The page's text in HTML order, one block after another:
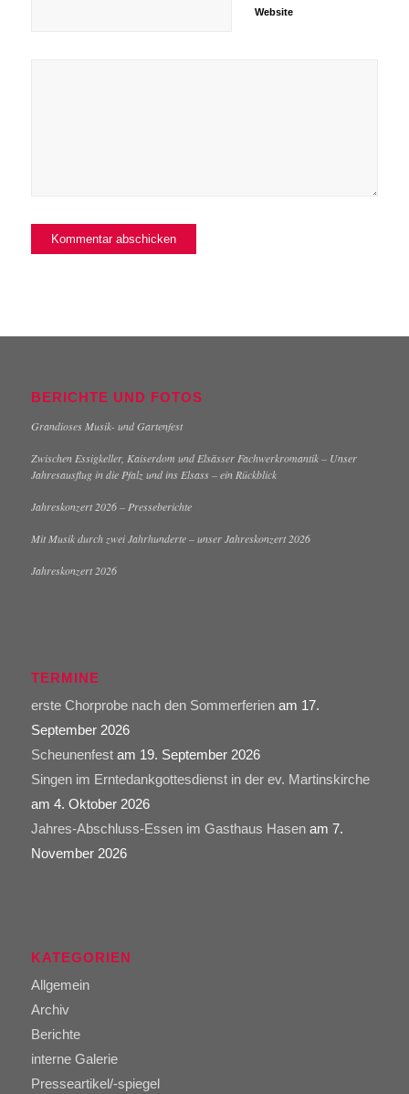
Website
BERICHTE UND FOTOS
Grandioses Musik- und Gartenfest
Zwischen Essigkeller, Kaiserdom und Elsässer Fachwerkromantik – Unser
Jahresausflug in die Pfalz und ins Elsass – ein Rückblick
Jahreskonzert 2026 – Presseberichte
Mit Musik durch zwei Jahrhunderte – unser Jahreskonzert 2026
Jahreskonzert 2026
TERMINE
erste Chorprobe nach den Sommerferienam 17.
September 2026
Scheunenfestam 19. September 2026
Singen im Erntedankgottesdienst in der ev. Martinskirche
am 4. Oktober 2026
Jahres-Abschluss-Essen im Gasthaus Hasenam 7.
November 2026
KATEGORIEN
Allgemein
Archiv
Berichte
interne Galerie
Presseartikel/-spiegel